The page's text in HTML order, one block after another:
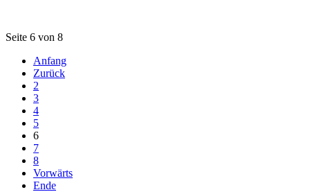
Seite 6 von 8
Anfang
Zurück
2
3
4
5
6
7
8
Vorwärts
Ende